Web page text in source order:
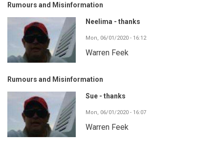
Rumours and Misinformation
Neelima - thanks
Mon, 06/01/2020 - 16:12
Warren Feek
Rumours and Misinformation
Sue - thanks
Mon, 06/01/2020 - 16:07
Warren Feek